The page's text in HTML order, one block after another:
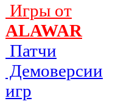
Игры от
ALAWAR
Патчи
Демоверсии
игр